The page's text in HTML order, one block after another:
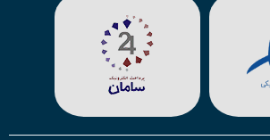
قطعا برای تیم های مطرح دنیای فوتبال، تعداد
میشه. این مورد شامل
لباس رئال مادرید
لباس منچستر سیتی
،لباس پرسپولیسولباس تیم ملی